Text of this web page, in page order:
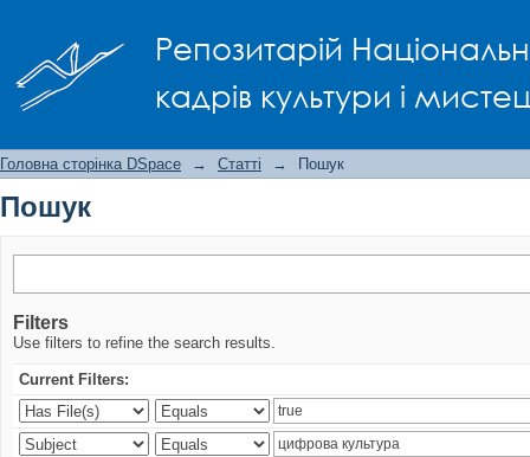
Репозитарій
кадрів культури і
Головна сторінка DSpace → Статті → Пошук
Пошук
Filters
Use filters to refine the search results.
Current Filters: